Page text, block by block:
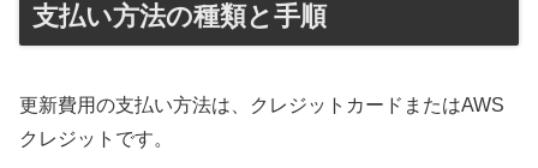
支払い方法の種類と手順
更新費用の支払い方法は、クレジットカードまたはAWS
クレジットです。